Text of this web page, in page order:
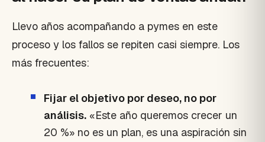
Llevo años acompañando a pymes en este
proceso y los fallos se repiten casi siempre. Los
más frecuentes:
Fijar el objetivo por deseo, no por
análisis. «Este año queremos crecer un
20 %» no es un plan, es una aspiración sin